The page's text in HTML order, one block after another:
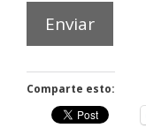
Comparte esto: